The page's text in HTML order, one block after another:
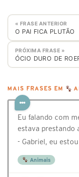
« FRASE ANTERIOR
O PAI FICA PLUTÃO
PRÓXIMA FRASE »
ÓCIO DURO DE
MAIS FRASES EM
Eu falando com
estava prestando
- Gabriel, eu
Animais